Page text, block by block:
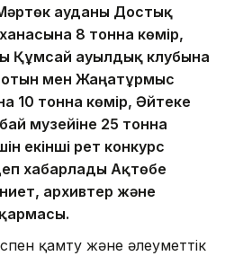
Мәртөк ауданы Достық
8 тонна көмір,
Құмсай ауылдық клубына
отын мен Жаңатұрмыс
10 тонна көмір, Әйтеке
музейіне 25 тонна
екінші рет конкурс
хабарлады Ақтөбе
архивтер және
қамту және әлеуметтік